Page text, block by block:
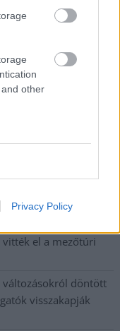
other
Privacy Policy
képest,
habos isler?
a
pedig egy másik
el a mezőtúri
változásokról döntött
visszakapják